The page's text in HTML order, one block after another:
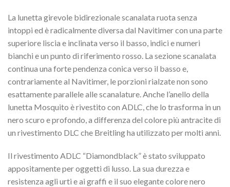
La lunetta girevole bidirezionale scanalata ruota senza
intoppi ed è radicalmente diversa dal Navitimer con una parte
superiore liscia e inclinata verso il basso, indici e numeri
bianchi e un punto di riferimento rosso. La sezione scanalata
continua una forte pendenza conica verso il basso e,
contrariamente al Navitimer, le porzioni rialzate non sono
esattamente parallele alle scanalature. Anche l’anello della
lunetta Mosquito è rivestito con ADLC, che lo trasforma in un
nero scuro e profondo, a differenza del colore più antracite di
un rivestimento DLC che Breitling ha utilizzato per molti anni.
Il rivestimento ADLC “Diamondblack” è stato sviluppato
appositamente per oggetti di lusso. La sua durezza e
resistenza agli urti e ai graffi e il suo elegante colore nero